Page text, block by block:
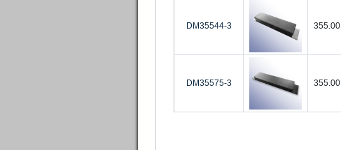
DM35544-3 355.00
DM35575-3 355.00